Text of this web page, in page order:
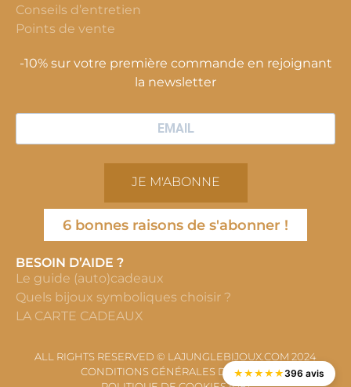
Conseils d’entretien
Points de vente
-10% sur votre première commande en rejoignant
la newsletter
JE M'ABONNE
6 bonnes raisons de s'abonner !
BESOIN D’AIDE ?
Le guide (auto)cadeaux
Quels bijoux symboliques choisir ?
LA CARTE CADEAUX
ALL RIGHTS RESERVED © LAJUNGLEBIJOUX.COM 2024
CONDITIONS GÉNÉRALES DE VENTE
★ ★ ★ ★ ★ 396 avis